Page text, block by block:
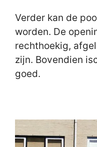
Verder kan de
worden. De
rechthoekig,
zijn. Bovendien
goed.